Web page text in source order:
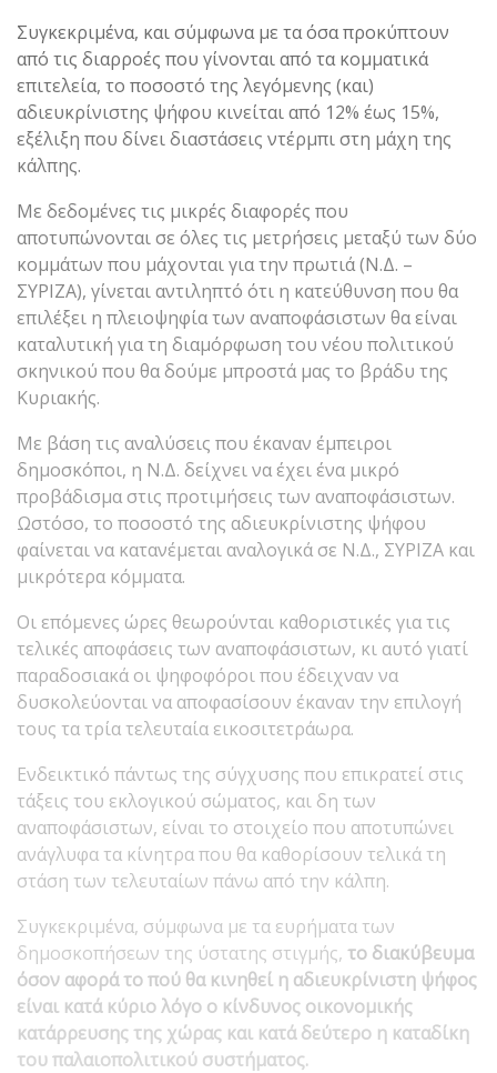
Συγκεκριμένα, και σύμφωνα με τα όσα προκύπτουν
από τις διαρροές που γίνονται από τα κομματικά
επιτελεία, το ποσοστό της λεγόμενης (και)
αδιευκρίνιστης ψήφου κινείται από 12% έως 15%,
εξέλιξη που δίνει διαστάσεις ντέρμπι στη μάχη της
κάλπης.
Με δεδομένες τις μικρές διαφορές που
αποτυπώνονται σε όλες τις μετρήσεις μεταξύ των δύο
κομμάτων που μάχονται για την πρωτιά (Ν.Δ. –
ΣΥΡΙΖΑ), γίνεται αντιληπτό ότι η κατεύθυνση που θα
επιλέξει η πλειοψηφία των αναποφάσιστων θα είναι
καταλυτική για τη διαμόρφωση του νέου πολιτικού
σκηνικού που θα δούμε μπροστά μας το βράδυ της
Κυριακής.
Με βάση τις αναλύσεις που έκαναν έμπειροι
δημοσκόποι, η Ν.Δ. δείχνει να έχει ένα μικρό
προβάδισμα στις προτιμήσεις των αναποφάσιστων.
Ωστόσο, το ποσοστό της αδιευκρίνιστης ψήφου
φαίνεται να κατανέμεται αναλογικά σε Ν.Δ., ΣΥΡΙΖΑ και
μικρότερα κόμματα.
Οι επόμενες ώρες θεωρούνται καθοριστικές για τις
τελικές αποφάσεις των αναποφάσιστων, κι αυτό γιατί
παραδοσιακά οι ψηφοφόροι που έδειχναν να
δυσκολεύονται να αποφασίσουν έκαναν την επιλογή
τους τα τρία τελευταία εικοσιτετράωρα.
Ενδεικτικό πάντως της σύγχυσης που επικρατεί στις
τάξεις του εκλογικού σώματος, και δη των
αναποφάσιστων, είναι το στοιχείο που αποτυπώνει
ανάγλυφα τα κίνητρα που θα καθορίσουν τελικά τη
στάση των τελευταίων πάνω από την κάλπη.
Συγκεκριμένα, σύμφωνα με τα ευρήματα των
δημοσκοπήσεων της ύστατης στιγμής, το διακύβευμα
όσον αφορά το πού θα κινηθεί η αδιευκρίνιστη ψήφος
είναι κατά κύριο λόγο ο κίνδυνος οικονομικής
κατάρρευσης της χώρας και κατά δεύτερο η καταδίκη
του παλαιοπολιτικού συστήματος.